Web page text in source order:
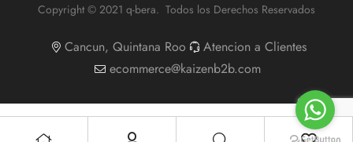
Copyright © 2021 q-bera. Todos los Derechos Reservados
Cancun, Quintana Roo
Atencion a Clientes
ecommerce@kaizenb2b.com